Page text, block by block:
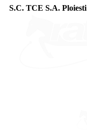
S.C. TCE S.A. Ploiesti